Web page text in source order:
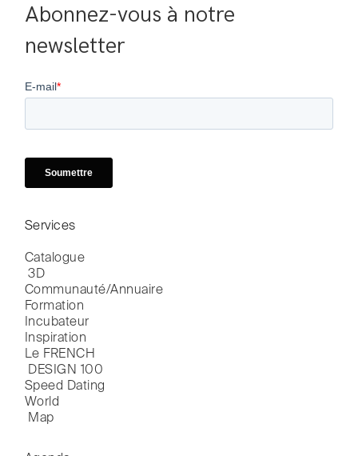
Abonnez-vous à notre
newsletter
Services
Catalogue
3D
Communauté/Annuaire
Formation
Incubateur
Inspiration
Le FRENCH
DESIGN 100
Speed Dating
World
Map